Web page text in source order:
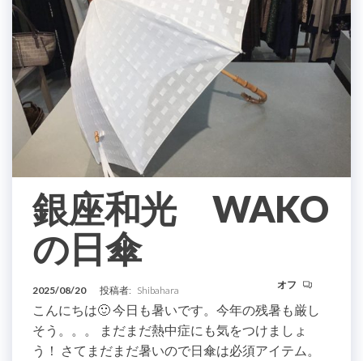
銀座和光 WAKO
の日傘
2025/08/20 投稿者: Shibahara オフ
こんにちは🙂 今日も暑いです。今年の残暑も厳し
そう。。。 まだまだ熱中症にも気をつけましょ
う！ さてまだまだ暑いので日傘は必須アイテム。